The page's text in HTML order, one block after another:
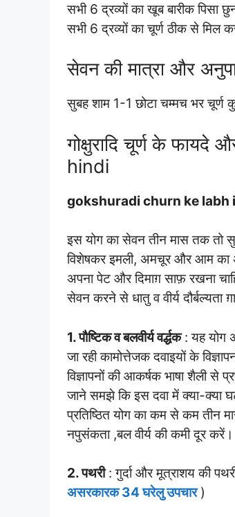
सभी 6 द्रव्यों का खूब बारीक पिसा
सभी 6 द्रव्यों का चूर्ण ठीक से मिल
सेवन की मात्रा और
सुबह शाम 1-1 छोटा चम्मच भर चूर्ण
गोक्षुरादि चूर्ण के
hindi
gokshuradi churn ke labh
इस योग का सेवन तीन मास तक तो
विशेषकर इमली, अमचूर और आम का
अपना पेट और दिमाग़ साफ़ रखना
सेवन करने से धातु व वीर्य दौर्बल्यता
1. पौष्टिक व बलवीर्य वर्द्धक: यह योग
जा रही कामोत्तेजक दवाइयों के
विज्ञापनों की आकर्षक भाषा शैली से
जाने समझे कि इस दवा में क्या-क्या
प्रतिष्ठित योग का कम से कम तीन
नपुसंकता ,बल वीर्य की कमी दूर
2. पथरी: गुर्दा और मूत्राशय की
असरकारक 34 घरेलु उपचार)